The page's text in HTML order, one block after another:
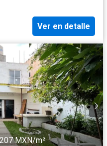
Ver en detalle
MXN/m²